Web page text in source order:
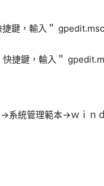
鍵，輸入＂
→系統管理範本→ｗｉ